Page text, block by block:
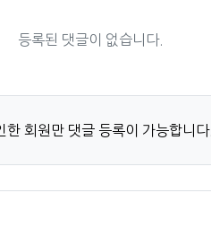
등록된 댓글이 없습니다.
한 회원만 댓글 등록이 가능합니다.